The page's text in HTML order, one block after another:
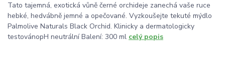
Tato tajemná, exotická vůně černé orchideje zanechá vaše ruce
hebké, hedvábně jemné a opečované. Vyzkoušejte tekuté mýdlo
Palmolive Naturals Black Orchid. Klinicky a dermatologicky
testovánopH neutrální Balení: 300 ml celý popis